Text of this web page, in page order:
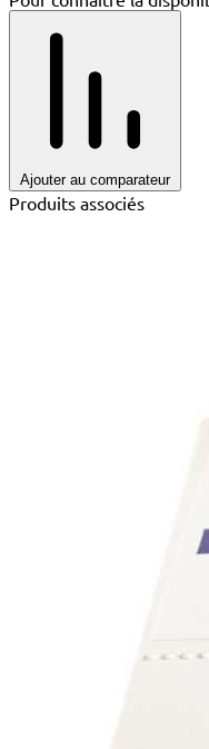
Ajouter au comparateur
Produits associés